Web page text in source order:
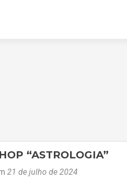
“ASTROLOGIA”
21 de julho de 2024